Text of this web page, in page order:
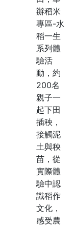
辦稻米
專區-水
稻一生
系列體
驗活
動，約
200名
親子一
起下田
插秧，
接觸泥
土與秧
苗，從
實際體
驗中認
識稻作
文化，
感受農